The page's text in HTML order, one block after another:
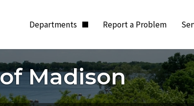
Departments Report a Problem
Madison